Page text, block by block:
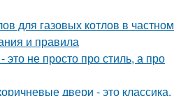
для газовых котлов в частном
и правила
не просто про стиль, а про
двери - это классика,